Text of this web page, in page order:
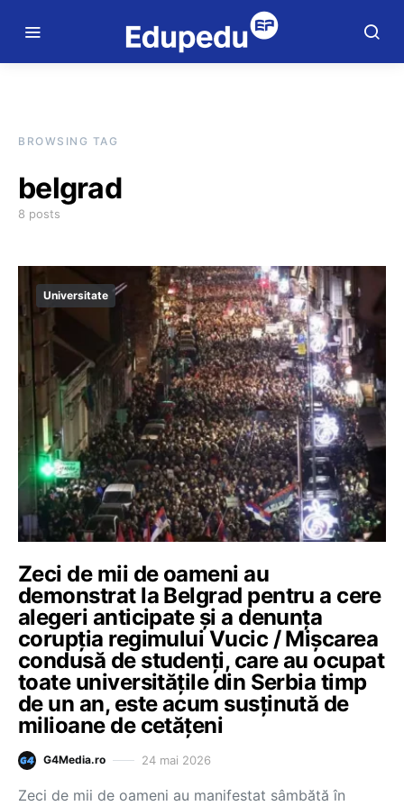
BROWSING TAG
belgrad
8 posts
Universitate
Zeci de mii de oameni au
demonstrat la Belgrad pentru a cere
alegeri anticipate și a denunța
corupția regimului Vucic / Mişcarea
condusă de studenţi, care au ocupat
toate universităţile din Serbia timp
de un an, este acum susţinută de
milioane de cetăţeni
G4Media.ro 24 mai 2026
Zeci de mii de oameni au manifestat sâmbătă în